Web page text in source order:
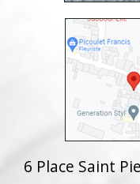
6 Place Saint